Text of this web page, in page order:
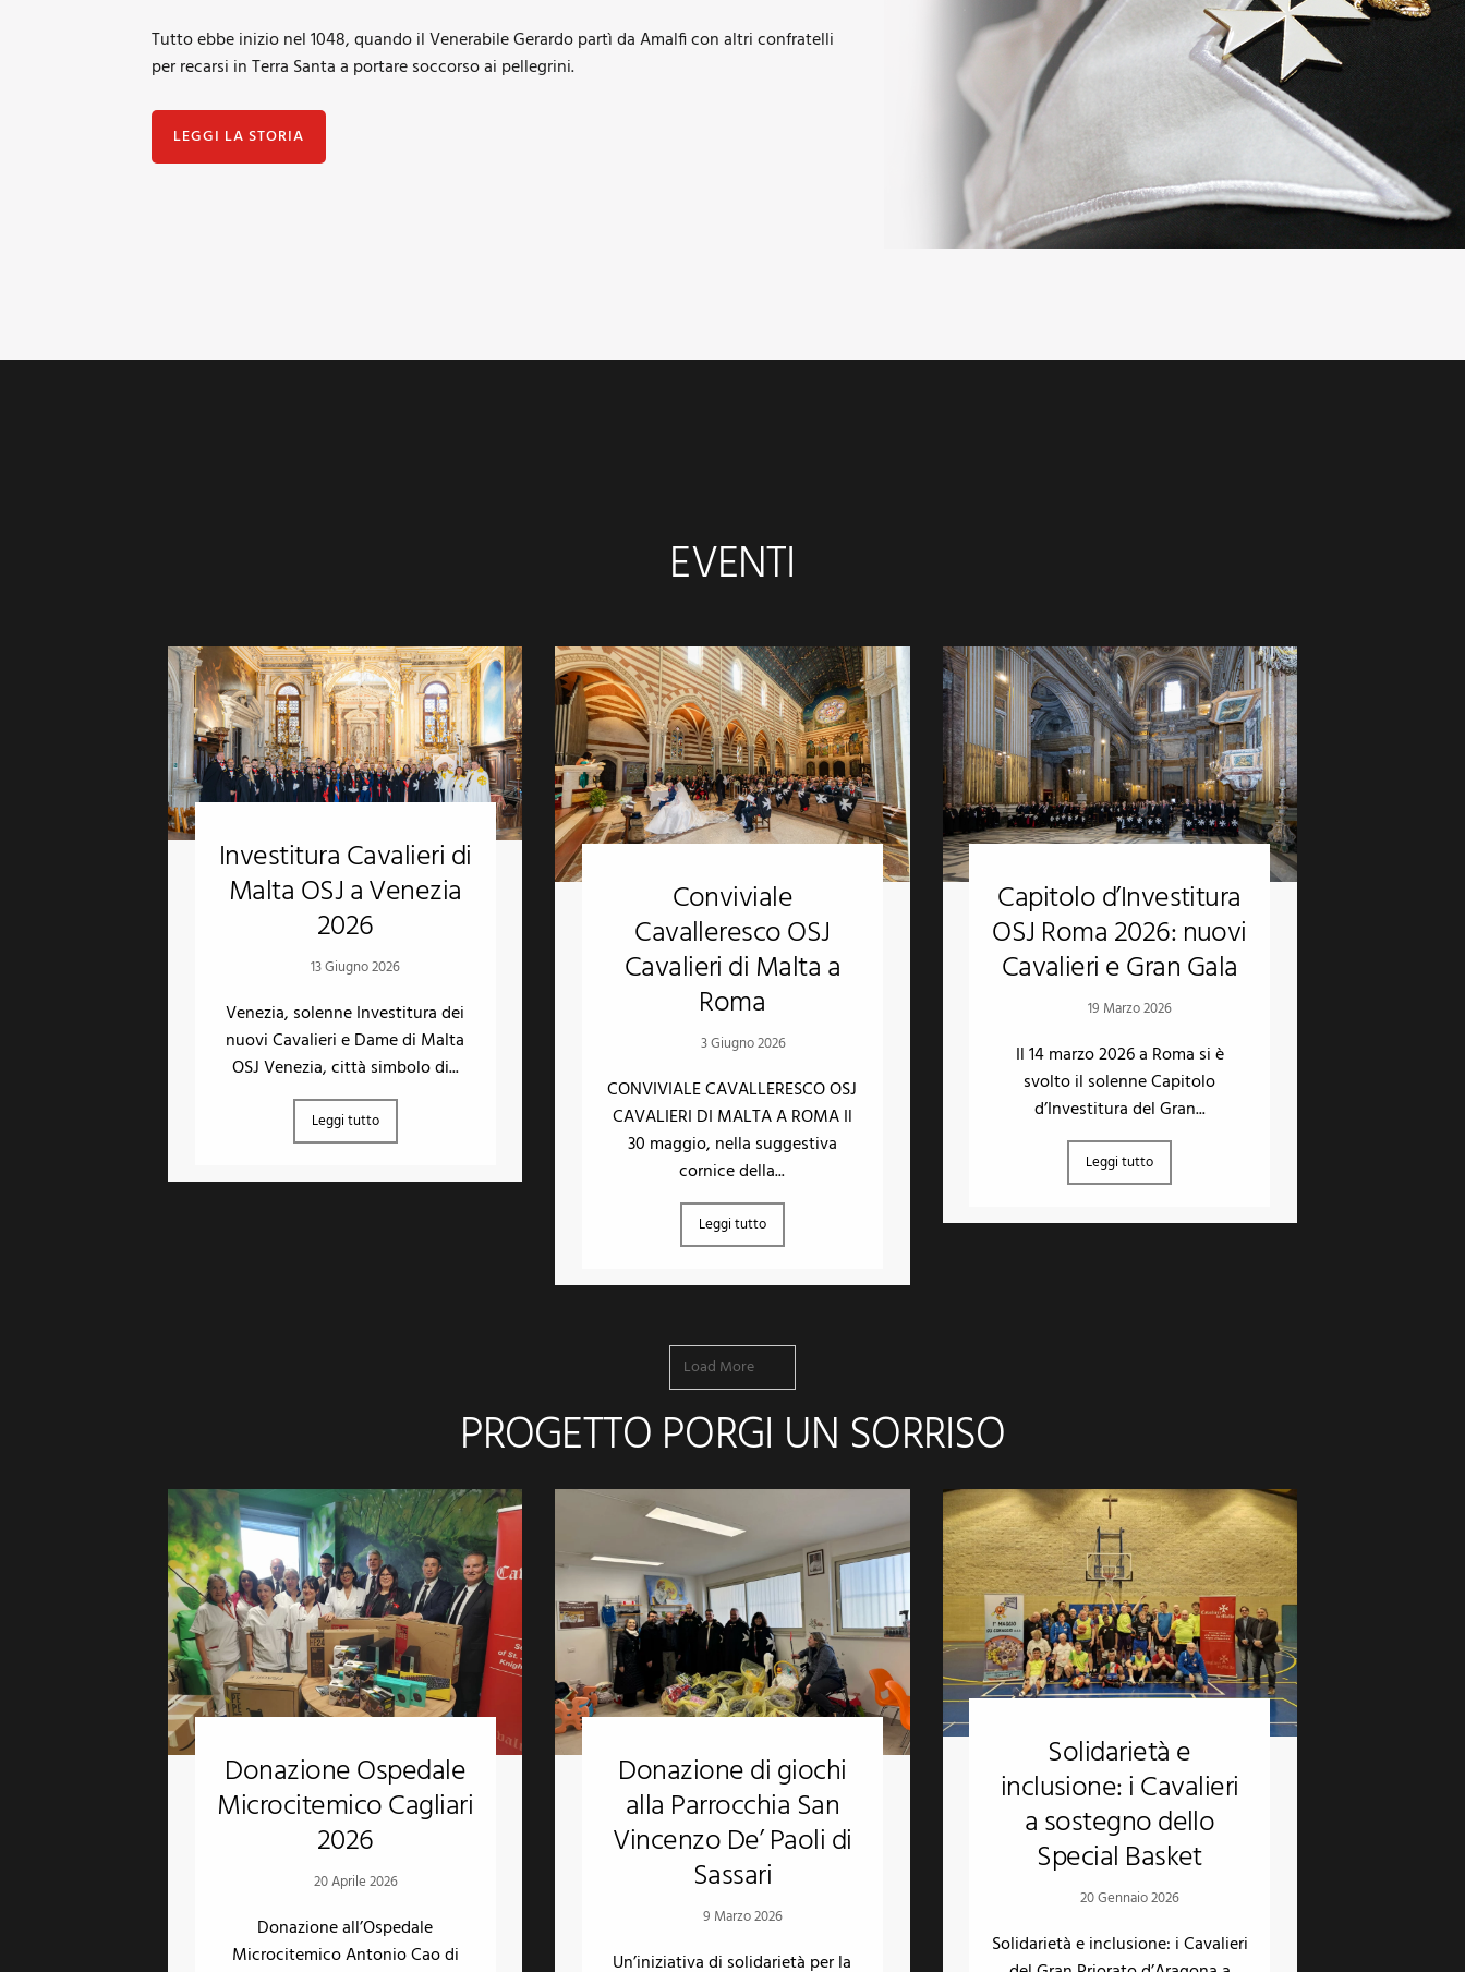
Tutto ebbe inizio nel 1048, quando il Venerabile Gerardo partì da Amalfi con altri confratelli
per recarsi in Terra Santa a portare soccorso ai pellegrini.
LEGGI LA STORIA
EVENTI
Investitura Cavalieri di
Malta OSJ a Venezia
2026
13 Giugno 2026
Venezia, solenne Investitura dei
nuovi Cavalieri e Dame di Malta
OSJ Venezia, città simbolo di...
Leggi tutto
Conviviale
Cavalleresco OSJ
Cavalieri di Malta a
Roma
3 Giugno 2026
CONVIVIALE CAVALLERESCO OSJ
CAVALIERI DI MALTA A ROMA Il
30 maggio, nella suggestiva
cornice della...
Leggi tutto
Capitolo d’Investitura
OSJ Roma 2026: nuovi
Cavalieri e Gran Gala
19 Marzo 2026
Il 14 marzo 2026 a Roma si è
svolto il solenne Capitolo
d’Investitura del Gran...
Leggi tutto
Load More
PROGETTO PORGI UN SORRISO
Donazione Ospedale
Microcitemico Cagliari
2026
20 Aprile 2026
Donazione all’Ospedale
Microcitemico Antonio Cao di
Donazione di giochi
alla Parrocchia San
Vincenzo De’ Paoli di
Sassari
9 Marzo 2026
Un’iniziativa di solidarietà per la
Solidarietà e
inclusione: i Cavalieri
a sostegno dello
Special Basket
20 Gennaio 2026
Solidarietà e inclusione: i Cavalieri